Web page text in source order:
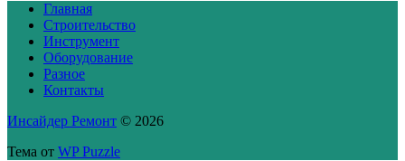
Главная
Строительство
Инструмент
Оборудование
Разное
Контакты
Инсайдер Ремонт © 2026
Тема от WP Puzzle